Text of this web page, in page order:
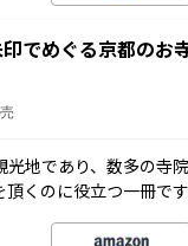
でめぐる京都の
光地であり、数多の寺
頂くのに役立つ一冊です